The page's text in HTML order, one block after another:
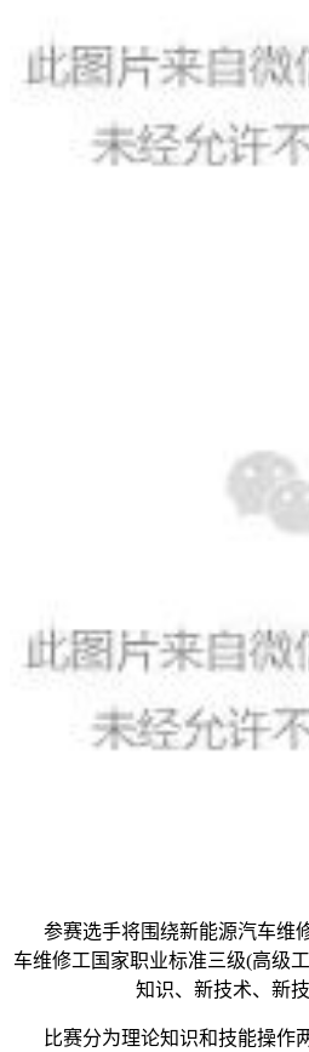
参赛选手将围绕新能源汽车维
车维修工国家职业标准三级(高级
知识、新技术、新技
比赛分为理论知识和技能操作